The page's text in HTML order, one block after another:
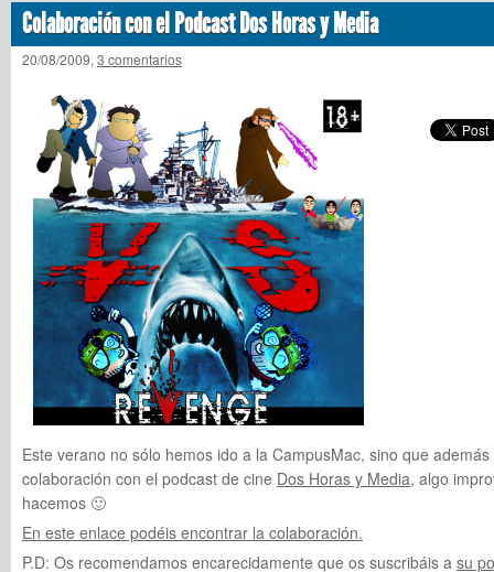
Colaboración con el Podcast Dos Horas y Media
20/08/2009, 3 comentarios
Este verano no sólo hemos ido a la CampusMac, sino que
colaboración con el podcast de cine Dos Horas y Media, algo
hacemos 🙂
En este enlace podéis encontrar la colaboración.
P.D: Os recomendamos encarecidamente que os suscribáis a su